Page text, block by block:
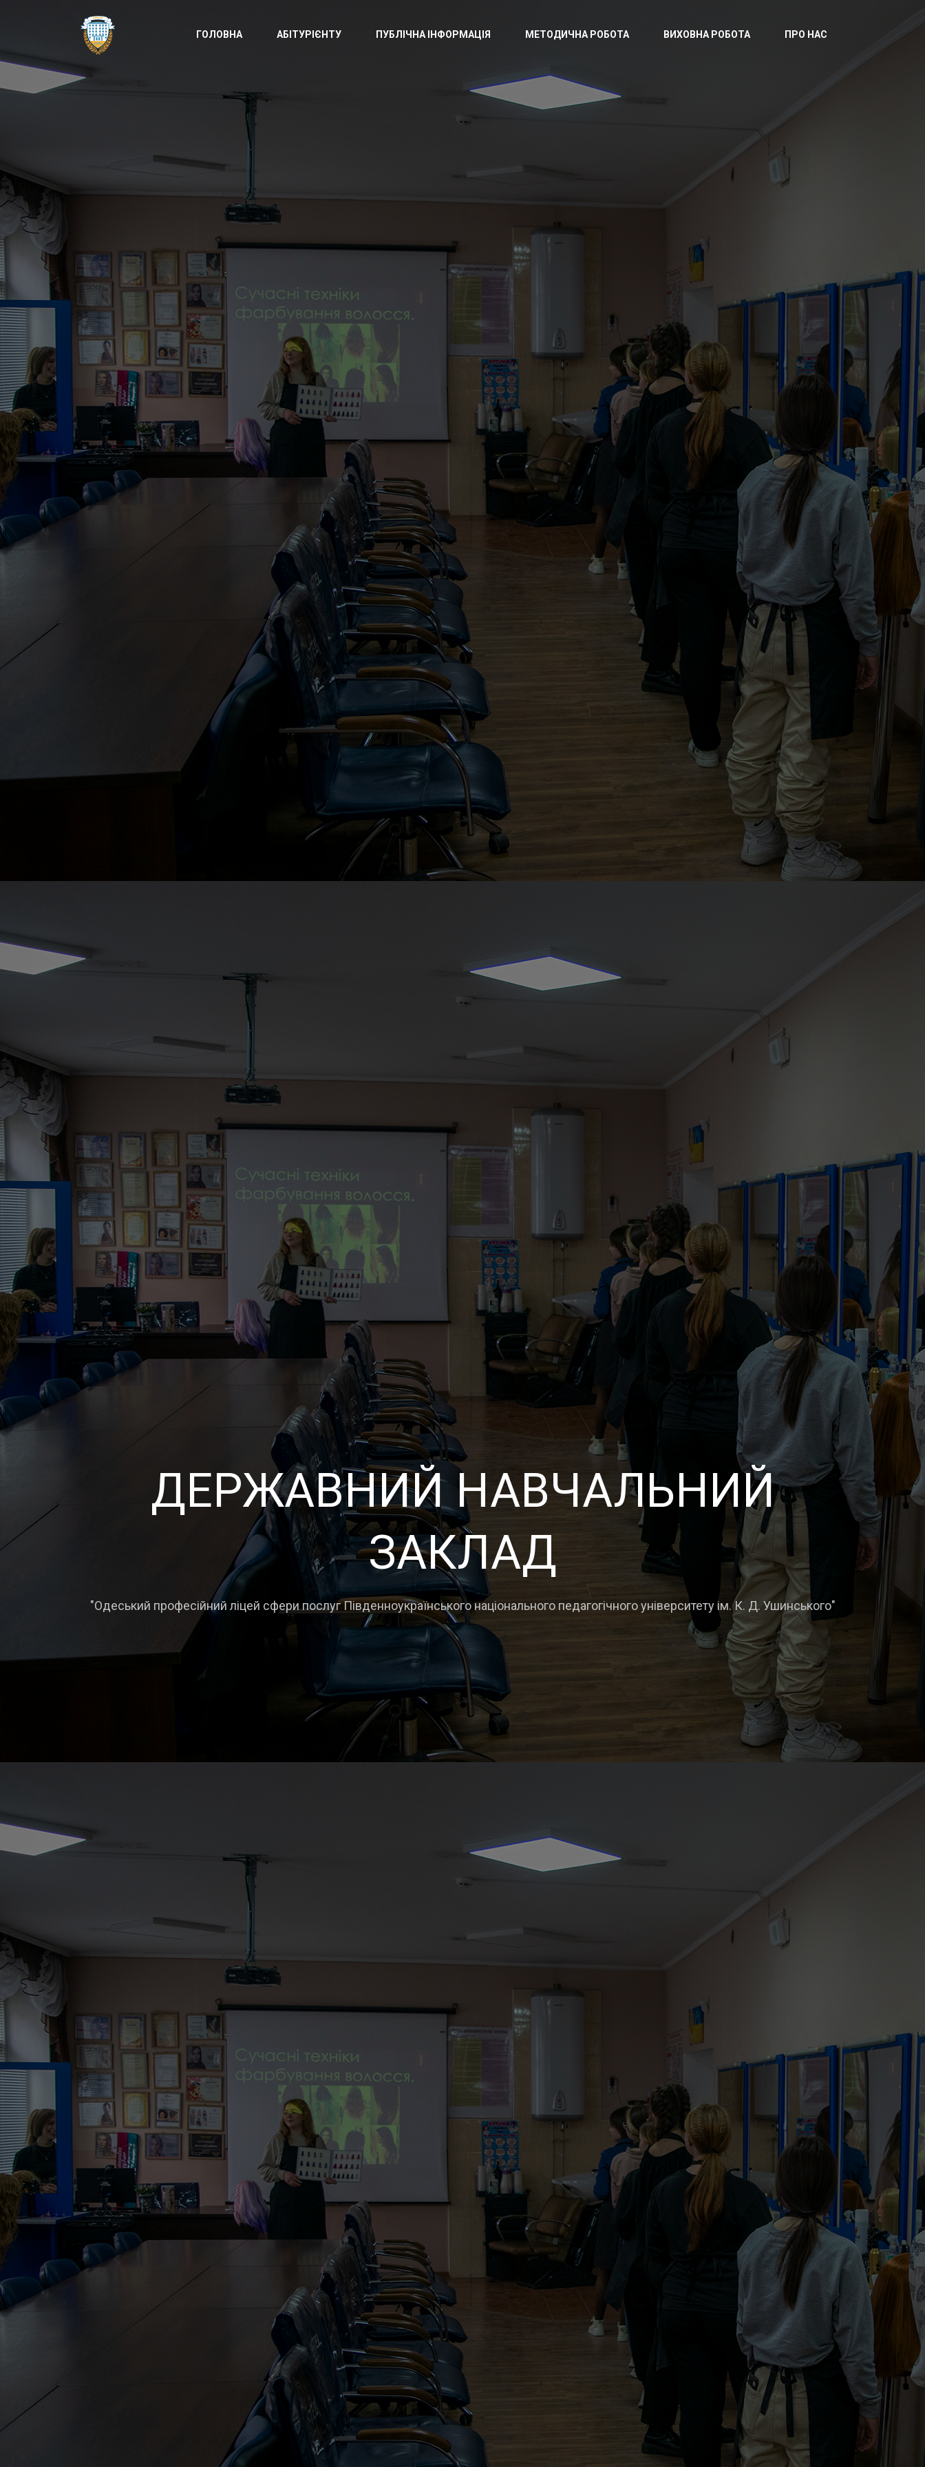
ГОЛОВНА АБІТУРІЄНТУ ПУБЛІЧНА ІНФОРМАЦІЯ МЕТОДИЧНА РОБОТА ВИХОВНА РОБОТА ПРО НАС
ДЕРЖАВНИЙ НАВЧАЛЬНИЙ
ЗАКЛАД
"Одеський професійний ліцей сфери послуг Південноукраїнського національного педагогічного університету ім. К. Д. Ушинського"